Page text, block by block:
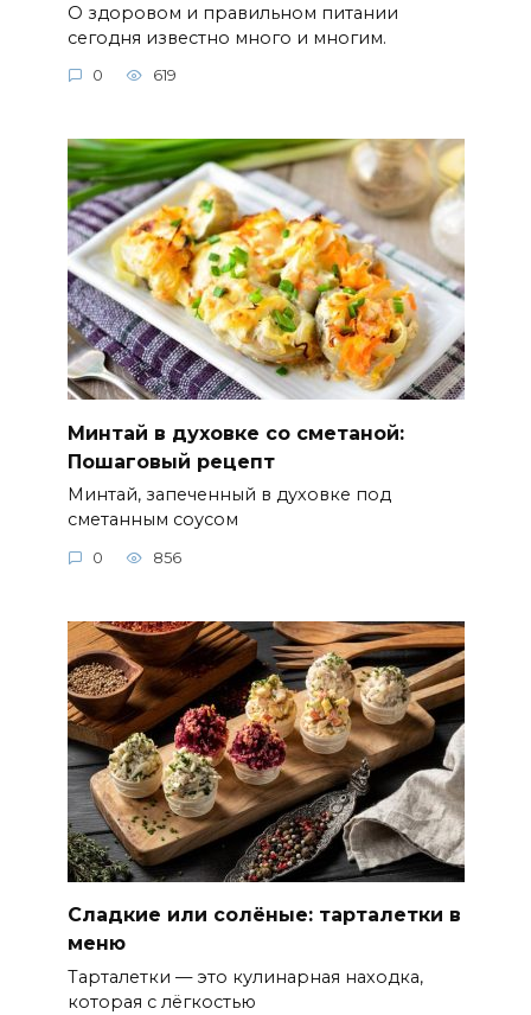
О здоровом и правильном питании
сегодня известно много и многим.
0 619
Минтай в духовке со сметаной:
Пошаговый рецепт
Минтай, запеченный в духовке под
сметанным соусом
0 856
Сладкие или солёные: тарталетки в
меню
Тарталетки — это кулинарная находка,
которая с лёгкостью